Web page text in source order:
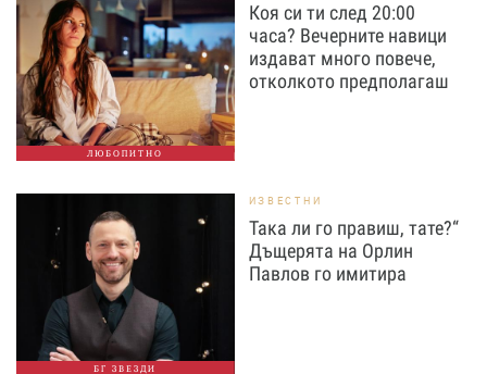
ЛЮБОПИТНО
Коя си ти след 20:00
часа? Вечерните навици
издават много повече,
отколкото предполагаш
БГ ЗВЕЗДИ
ИЗВЕСТНИ
Така ли го правиш, тате?“
Дъщерята на Орлин
Павлов го имитира